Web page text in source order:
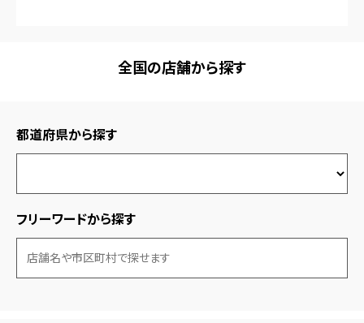
全国の店舗から探す
都道府県から探す
フリーワードから探す